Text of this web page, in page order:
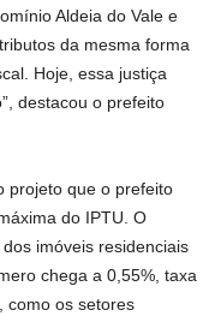
Aldeia do Vale e
da mesma forma
Hoje, essa justiça
destacou o prefeito
projeto que o prefeito
do IPTU. O
imóveis residenciais
chega a 0,55%, taxa
como os setores